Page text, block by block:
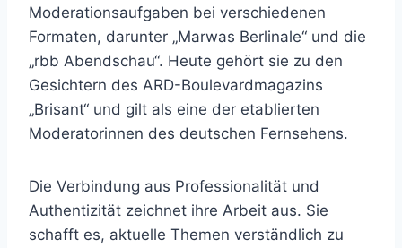
Moderationsaufgaben bei verschiedenen
Formaten, darunter „Marwas Berlinale“ und die
„rbb Abendschau“. Heute gehört sie zu den
Gesichtern des ARD-Boulevardmagazins
„Brisant“ und gilt als eine der etablierten
Moderatorinnen des deutschen Fernsehens.
Die Verbindung aus Professionalität und
Authentizität zeichnet ihre Arbeit aus. Sie
schafft es, aktuelle Themen verständlich zu